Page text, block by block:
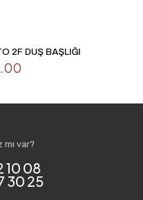
2F DUŞ BAŞLIĞI
mı var?
10 08
30 25